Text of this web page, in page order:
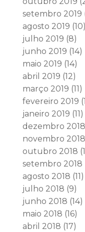
setembro 2019
agosto 2019 (10)
julho 2019 (8)
junho 2019 (14)
maio 2019 (14)
abril 2019 (12)
março 2019 (11)
fevereiro 2019
janeiro 2019 (11)
dezembro 2018
novembro 2018
outubro 2018
setembro 2018
agosto 2018 (11)
julho 2018 (9)
junho 2018 (14)
maio 2018 (16)
abril 2018 (17)